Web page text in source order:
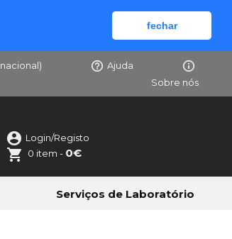
fechar
Ajuda
Sobre nós
Login/Registo
0 item - 0€
Serviços de Laboratório